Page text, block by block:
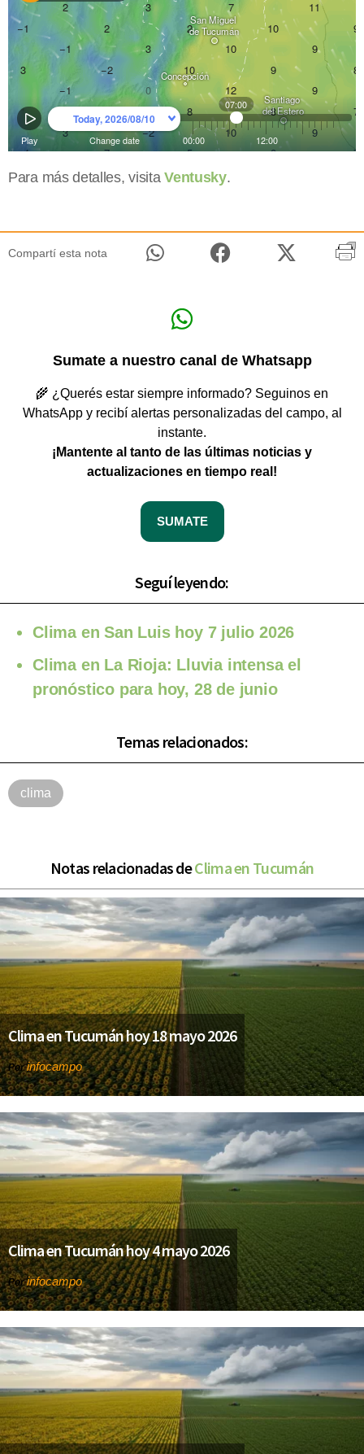
Para más detalles, visitaVentusky.
Compartí esta nota
Sumate a nuestro canal de Whatsapp
🌾 ¿Querés estar siempre informado? Seguinos en
WhatsApp y recibí alertas personalizadas del campo, al
instante.
¡Mantente al tanto de las últimas noticias y
actualizaciones en tiempo real!
SUMATE
Seguí leyendo:
Clima en San Luis hoy 7 julio 2026
Clima en La Rioja: Lluvia intensa el
pronóstico para hoy, 28 de junio
Temas relacionados:
clima
Notas relacionadas deClima en Tucumán
Clima en Tucumán hoy 18 mayo 2026
Porinfocampo
Clima en Tucumán hoy 4 mayo 2026
Porinfocampo